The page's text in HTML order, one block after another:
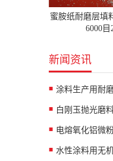
蜜胺纸耐磨层填
6000目
新闻资讯
涂料生产用耐
白刚玉抛光磨
水性涂料用无